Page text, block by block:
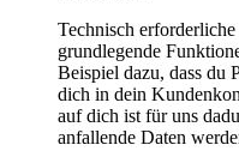
Technisch
grundlegende
Beispiel dazu, dass du
dich in dein
auf dich ist für uns
anfallende Daten